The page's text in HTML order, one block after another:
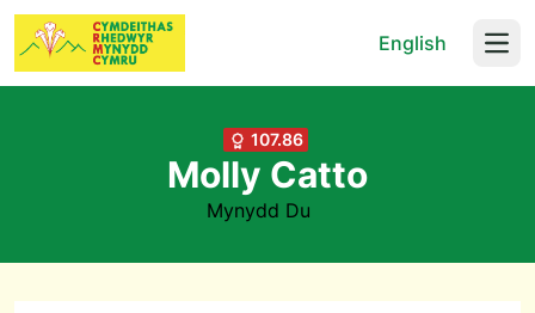
English
107.86
Molly Catto
Mynydd Du